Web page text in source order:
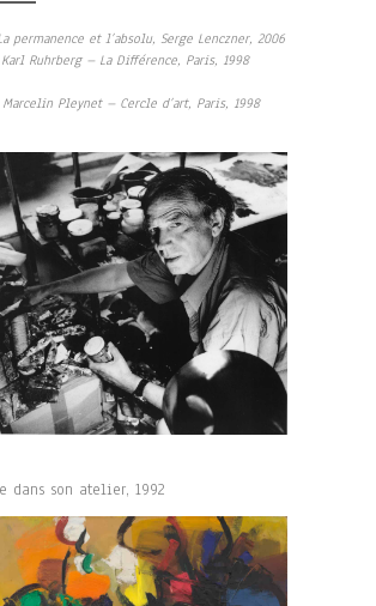
permanence et l’absolu, Serge Lenczner, 2006
Karl Ruhrberg – La Différence, Paris, 1998
Marcelin Pleynet – Cercle d’art, Paris, 1998
dans son atelier, 1992